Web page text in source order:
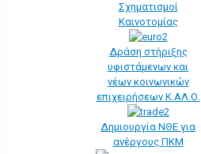
Σχηματισμοί
Καινοτομίας
Δράση στήριξης
υφιστάμενων και
νέων κοινωνικών
επιχειρήσεων Κ.ΑΛ.Ο.
Δημιουργία ΝΘΕ για
ανέργους ΠΚΜ